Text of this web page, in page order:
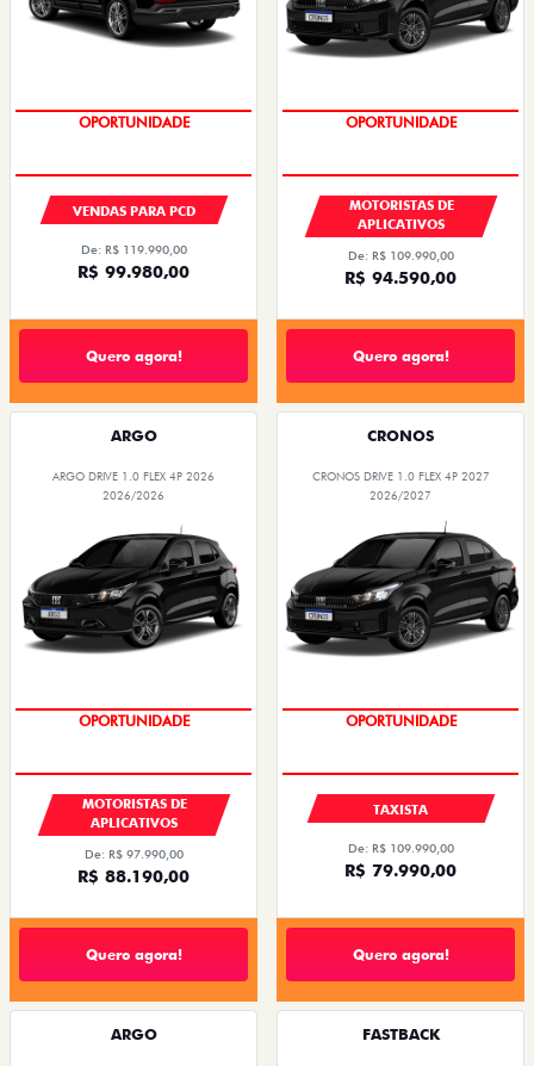
OPORTUNIDADE
VENDAS PARA PCD
De: R$ 119.990,00
R$ 99.980,00
Quero agora!
OPORTUNIDADE
MOTORISTAS DE
APLICATIVOS
De: R$ 109.990,00
R$ 94.590,00
Quero agora!
ARGO
ARGO DRIVE 1.0 FLEX 4P 2026
2026/2026
OPORTUNIDADE
MOTORISTAS DE
APLICATIVOS
De: R$ 97.990,00
R$ 88.190,00
Quero agora!
CRONOS
CRONOS DRIVE 1.0 FLEX 4P 2027
2026/2027
OPORTUNIDADE
TAXISTA
De: R$ 109.990,00
R$ 79.990,00
Quero agora!
ARGO FASTBACK